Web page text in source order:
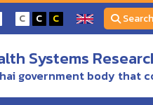
C C C Search
Systems
government body that